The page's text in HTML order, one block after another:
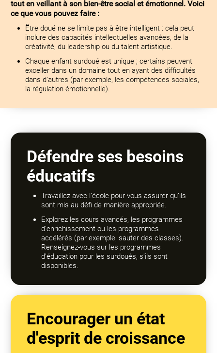
tout en veillant à son bien-être social et émotionnel. Voici
ce que vous pouvez faire :
Être doué ne se limite pas à être intelligent : cela peut
inclure des capacités intellectuelles avancées, de la
créativité, du leadership ou du talent artistique.
Chaque enfant surdoué est unique ; certains peuvent
exceller dans un domaine tout en ayant des difficultés
dans d’autres (par exemple, les compétences sociales,
la régulation émotionnelle).
Défendre ses besoins
éducatifs
Travaillez avec l’école pour vous assurer qu’ils
sont mis au défi de manière appropriée.
Explorez les cours avancés, les programmes
d'enrichissement ou les programmes
accélérés (par exemple, sauter des classes).
Renseignez-vous sur les programmes
d'éducation pour les surdoués, s'ils sont
disponibles.
Encourager un état
d'esprit de croissance